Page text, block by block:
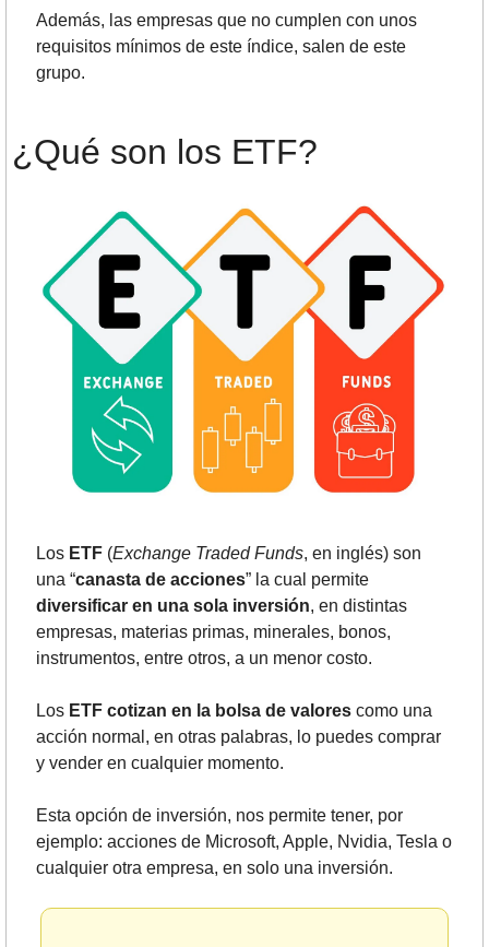
Además, las empresas que no cumplen con unos
requisitos mínimos de este índice, salen de este
grupo.
¿Qué son los ETF?
Los ETF (Exchange Traded Funds, en inglés) son
una “canasta de acciones
diversificar en una sola inversión, en distintas
empresas, materias primas, minerales, bonos,
instrumentos, entre otros, a un menor costo.
Los ETF cotizan en la bolsa de valores como una
acción normal, en otras palabras, lo puedes comprar
y vender en cualquier momento.
Esta opción de inversión, nos permite tener, por
ejemplo: acciones de Microsoft, Apple, Nvidia, Tesla o
cualquier otra empresa, en solo una inversión.